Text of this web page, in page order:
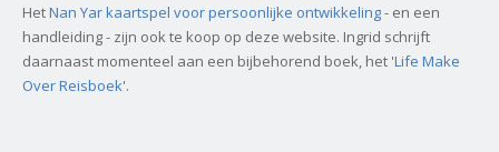
HetNan Yar kaartspel voor persoonlijke ontwikkeling- en een
handleiding - zijn ook te koop op deze website. Ingrid schrijft
daarnaast momenteel aan een bijbehorend boek, het 'Life Make
Over Reisboek'.